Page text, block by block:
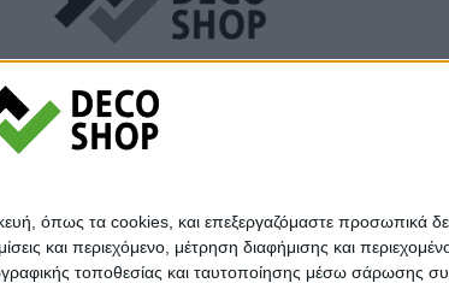
όπως τα cookies, και επεξεργαζόμαστε προσωπικά
και περιεχόμενο, μέτρηση διαφήμισης και
τοποθεσίας και ταυτοποίησης μέσω σάρωσης